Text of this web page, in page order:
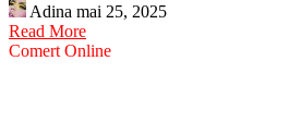
Adina mai 25, 2025
Read More
Comert Online